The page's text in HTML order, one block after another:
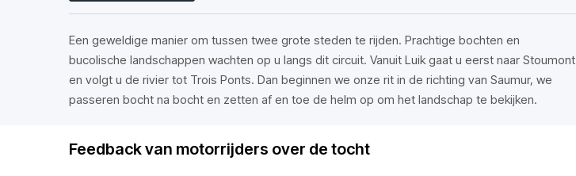
Een geweldige manier om tussen twee grote steden te rijden. Prachtige bochten en
bucolische landschappen wachten op u langs dit circuit. Vanuit Luik gaat u eerst naar Stoumont
en volgt u de rivier tot Trois Ponts. Dan beginnen we onze rit in de richting van Saumur, we
passeren bocht na bocht en zetten af en toe de helm op om het landschap te bekijken.
Feedback van motorrijders over de tocht